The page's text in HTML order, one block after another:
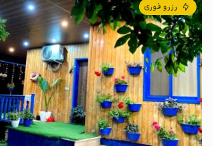
3میلیون ت 5 1 میلیون ت 4.9
رزرو فوری